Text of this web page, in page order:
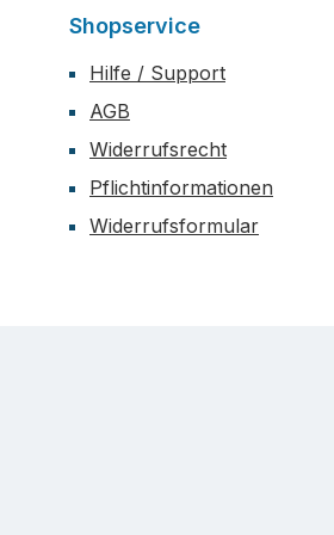
Shopservice
Hilfe / Support
AGB
Widerrufsrecht
Pflichtinformationen
Widerrufsformular